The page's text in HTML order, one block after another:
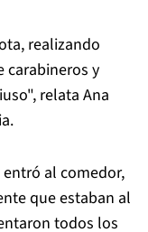
realizando
carabineros y
relata Ana
entró al comedor,
que estaban al
todos los